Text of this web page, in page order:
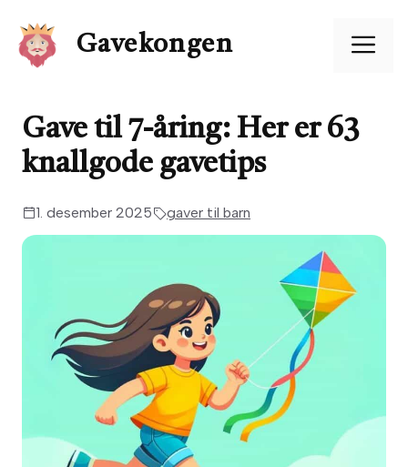
innhold
Gavekongen
Gave til 7-åring: Her er 63
knallgode gavetips
1. desember 2025 gaver til barn